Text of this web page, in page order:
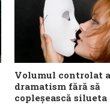
Volumul controlat
dramatism fără să
copleșească silueta